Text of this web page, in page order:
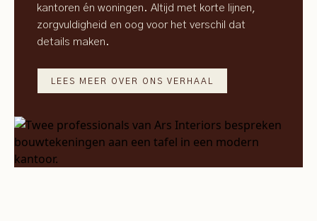
kantoren én woningen. Altijd met korte lijnen,
zorgvuldigheid en oog voor het verschil dat
details maken.
LEES MEER OVER ONS VERHAAL